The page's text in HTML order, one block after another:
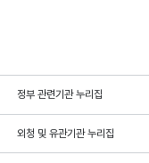
정부 관련기관 누리집
외청 및 유관기관 누리집